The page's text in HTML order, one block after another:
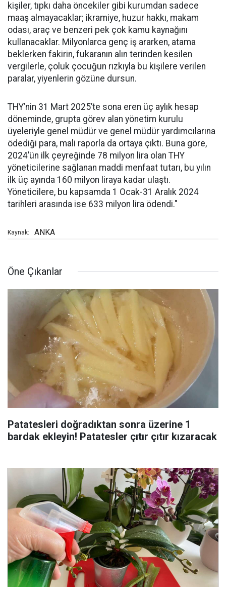
kişiler, tıpkı daha öncekiler gibi kurumdan sadece
maaş almayacaklar; ikramiye, huzur hakkı, makam
odası, araç ve benzeri pek çok kamu kaynağını
kullanacaklar. Milyonlarca genç iş ararken, atama
beklerken fakirin, fukaranın alın terinden kesilen
vergilerle, çoluk çocuğun rızkıyla bu kişilere verilen
paralar, yiyenlerin gözüne dursun.
THY’nin 31 Mart 2025’te sona eren üç aylık hesap
döneminde, grupta görev alan yönetim kurulu
üyeleriyle genel müdür ve genel müdür yardımcılarına
ödediği para, mali raporla da ortaya çıktı. Buna göre,
2024’ün ilk çeyreğinde 78 milyon lira olan THY
yöneticilerine sağlanan maddi menfaat tutarı, bu yılın
ilk üç ayında 160 milyon liraya kadar ulaştı.
Yöneticilere, bu kapsamda 1 Ocak-31 Aralık 2024
tarihleri arasında ise 633 milyon lira ödendi."
Kaynak: ANKA
Öne Çıkanlar
Patatesleri doğradıktan sonra üzerine 1
bardak ekleyin! Patatesler çıtır çıtır kızaracak